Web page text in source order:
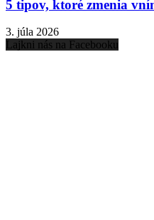
5 tipov, ktoré zmenia
3. júla 2026
Lajkni nás na Facebooku